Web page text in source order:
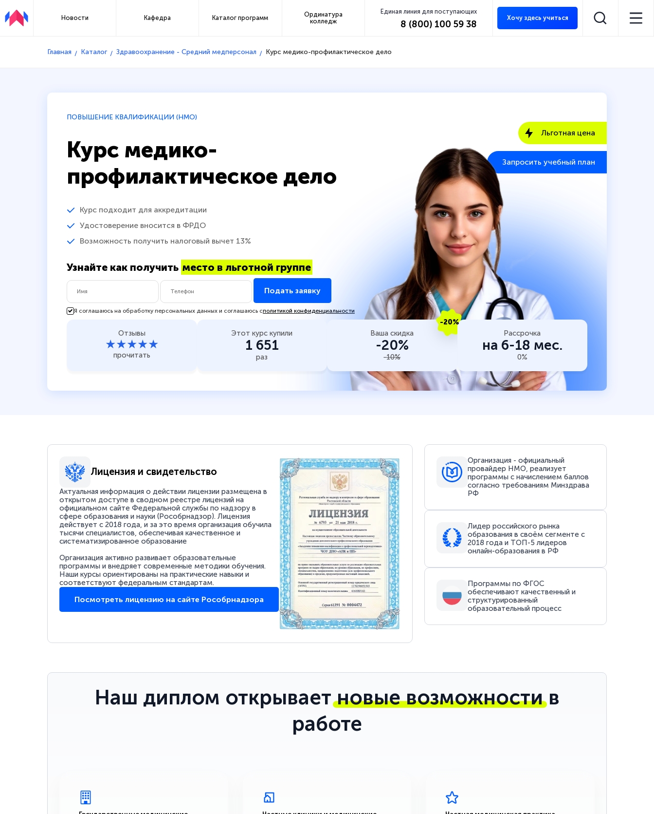
Новости Кафедра Каталог программ
Ординатура
колледж
Единая линия для поступающих
8 (800) 100 59 38
Хочу здесь учиться
Главная Каталог Здравоохранение - Средний медперсонал Курс медико-профилактическое дело
ПОВЫШЕНИЕ КВАЛИФИКАЦИИ (НМО)
Курс медико-
профилактическое дело
Курс подходит для аккредитации
Удостоверение вносится в ФРДО
Возможность получить налоговый вычет 13%
Узнайте как получить место в льготной группе
Подать заявку
Я соглашаюсь на обработку персональных данных и соглашаюсь сполитикой конфиденциальности
Льготная цена
Запросить учебный план
Отзывы
★★★★★
прочитать
Этот курс купили
1 651
раз
-20%
Ваша скидка
-20%
-10%
Рассрочка
на 6-18 мес.
0%
Лицензия и свидетельство
Актуальная информация о действии лицензии размещена в
открытом доступе в сводном реестре лицензий на
официальном сайте Федеральной службы по надзору в
сфере образования и науки (Рособрнадзор). Лицензия
действует с 2018 года, и за это время организация обучила
тысячи специалистов, обеспечивая качественное и
систематизированное образование
Организация активно развивает образовательные
программы и внедряет современные методики обучения.
Наши курсы ориентированы на практические навыки и
соответствуют федеральным стандартам.
Посмотреть лицензию на сайте Рособрнадзора
Организация - официальный
провайдер НМО, реализует
программы с начислением баллов
согласно требованиям Минздрава
РФ
Лидер российского рынка
образования в своём сегменте с
2018 года и ТОП-5 лидеров
онлайн-образования в РФ
Программы по ФГОС
обеспечивают качественный и
структурированный
образовательный процесс
Наш диплом открываетновые возможностив
работе